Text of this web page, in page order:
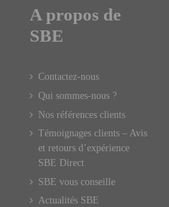
A propos de
SBE
Contactez-nous
Qui sommes-nous ?
Nos références clients
Témoignages clients – Avis
et retours d’expérience
SBE Direct
SBE vous conseille
Actualités SBE